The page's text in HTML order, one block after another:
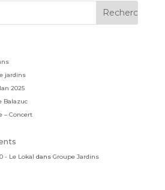
jardins
2025
Balazuc
– Concert
- Le Lokal dans Groupe Jardins